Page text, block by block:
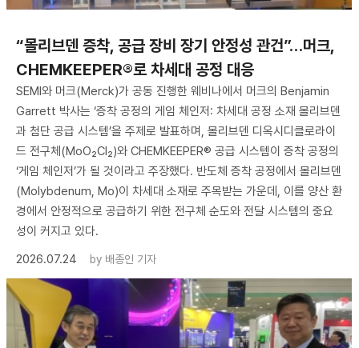
“몰리브덴 증착, 공급 장비 장기 안정성 관건”…머크,
CHEMKEEPER®로 차세대 공정 대응
SEMI와 머크(Merck)가 공동 진행한 웨비나에서 머크의 Benjamin
Garrett 박사는 ‘증착 공정의 게임 체인저: 차세대 공정 소재 몰리브덴
과 첨단 공급 시스템’을 주제로 발표하며, 몰리브덴 디옥시디클로라이
드 전구체(MoO₂Cl₂)와 CHEMKEEPER® 공급 시스템이 증착 공정의
‘게임 체인저’가 될 것이라고 주장했다. 반도체 증착 공정에서 몰리브덴
(Molybdenum, Mo)이 차세대 소재로 주목받는 가운데, 이를 양산 환
경에서 안정적으로 공급하기 위한 전구체 순도와 전달 시스템의 중요
성이 커지고 있다.
2026.07.24
by 배종인 기자